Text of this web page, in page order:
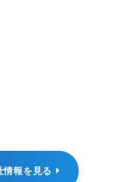
情報を見る